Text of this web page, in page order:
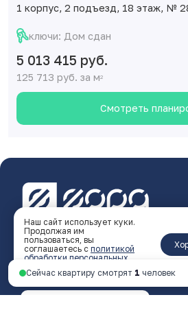
1 корпус, 2 подъезд, 18 этаж, №
ключи: Дом сдан
5 013 415 руб.
125 713 руб. за м2
Смотреть
Сейчас квартиру смотрят 1 человек
Ярославль, пр-т
пн - пт 9:00 - 18:00
+7 4852 338-538
Наш сайт использует куки.
Продолжая им
пользоваться, вы
соглашаетесь с политикой
обработки персональных
данных